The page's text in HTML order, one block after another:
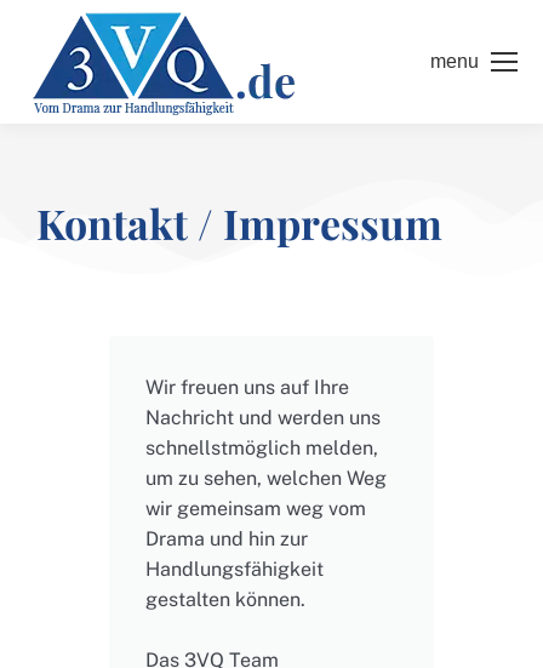
menu
Kontakt / Impressum
Wir freuen uns auf Ihre
Nachricht und werden uns
schnellstmöglich melden,
um zu sehen, welchen Weg
wir gemeinsam weg vom
Drama und hin zur
Handlungsfähigkeit
gestalten können.
Das 3VQ Team